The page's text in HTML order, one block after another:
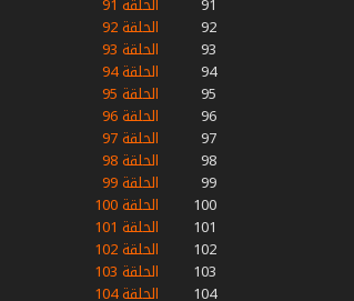
92
الحلقة 92
93
الحلقة 93
94
الحلقة 94
95
الحلقة 95
96
الحلقة 96
97
الحلقة 97
98
الحلقة 98
99
الحلقة 99
100
الحلقة 100
101
الحلقة 101
102
الحلقة 102
103
الحلقة 103
104
الحلقة 104